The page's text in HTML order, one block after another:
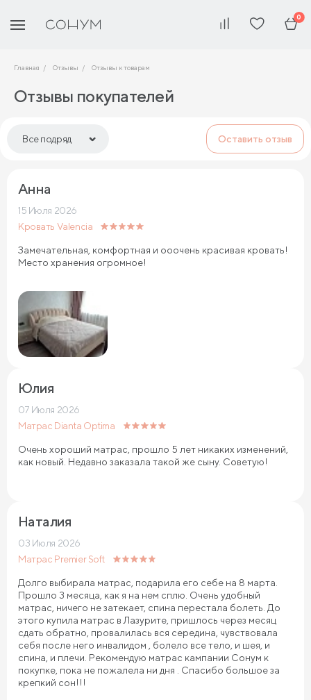
0
Главная Отзывы Отзывы к товарам
Отзывы покупателей
Все подряд
Матрасы
Подушки и текстиль
Чехлы
Оставить отзыв
Анна
Кровать Valencia
15 Июля 2026
Замечательная, комфортная и ооочень красивая кровать!
Место хранения огромное!
Юлия
Матрас Dianta Optima
07 Июля 2026
Очень хороший матрас, прошло 5 лет никаких изменений,
как новый. Недавно заказала такой же сыну. Советую!
Наталия
Матрас Premier Soft
03 Июля 2026
Долго выбирала матрас, подарила его себе на 8 марта.
Прошло 3 месяца, как я на нем сплю. Очень удобный
матрас, ничего не затекает, спина перестала болеть. До
этого купила матрас в Лазурите, пришлось через месяц
сдать обратно, провалилась вся середина, чувствовала
себя после него инвалидом , болело все тело, и шея, и
спина, и плечи. Рекомендую матрас кампании Сонум к
покупке, пока не пожалела ни дня . Спасибо большое за
крепкий сон!!!